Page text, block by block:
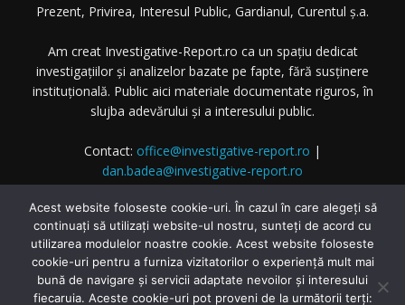
Prezent, Privirea, Interesul Public, Gardianul, Curentul ș.a.
Am creat Investigative-Report.ro ca un spațiu dedicat
investigațiilor și analizelor bazate pe fapte, fără susținere
instituțională. Public aici materiale documentate riguros, în
slujba adevărului și a interesului public.
Contact: office@investigative-report.ro |
dan.badea@investigative-report.ro
© 2025 Investigative-Report.ro. Toate drepturile rezervate.
Acest website foloseste cookie-uri. În cazul în care alegeți să
continuați să utilizați website-ul nostru, sunteți de acord cu
utilizarea modulelor noastre cookie. Acest website foloseste
cookie-uri pentru a furniza vizitatorilor o experiență mult mai
bună de navigare și servicii adaptate nevoilor și interesului
fiecaruia. Aceste cookie-uri pot proveni de la următorii terți: